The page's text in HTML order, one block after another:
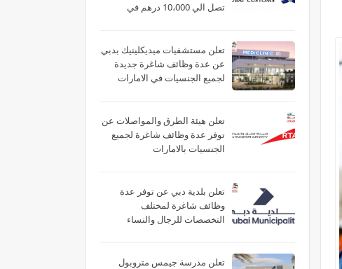
تصل الي 10،000 درهم في
تعلن مستشفيات ميديكلينيك بدبي
عن عدة وظائف شاغرة جديدة
لجميع الجنسيات في الامارات
تعلن هيئة الطرق والمواصلات عن
توفر عدة وظائف شاغرة لجميع
الجنسيات بالامارات
تعلن بلدية دبي عن توفر عدة
وظائف شاغرة لمختلف
التخصصات للرجال والنساء
تعلن مدرسة جيمس متروبول